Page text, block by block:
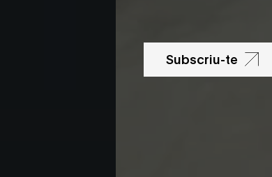
Subscriu-te